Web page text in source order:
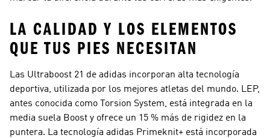
LA CALIDAD Y LOS ELEMENTOS
QUE TUS PIES NECESITAN
Las Ultraboost 21 de adidas incorporan alta tecnología
deportiva, utilizada por los mejores atletas del mundo. LEP,
antes conocida como Torsion System, está integrada en la
media suela Boost y ofrece un 15 % más de rigidez en la
puntera. La tecnología adidas Primeknit+ está incorporada